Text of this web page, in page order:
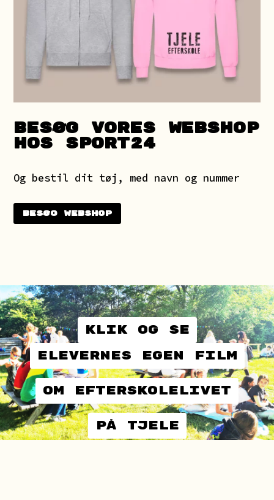
BESØG VORES WEBSHOP
HOS SPORT24
Og bestil dit tøj, med navn og nummer
Besøg webshop
KLIK OG SE
elevernes egen film
om efterskolelivet
på tjele